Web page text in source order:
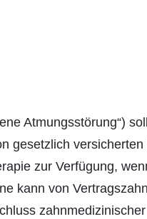
Atmungsstörung“)
gesetzlich
zur Verfügung,
kann von